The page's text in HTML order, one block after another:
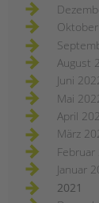
August
Juni
Mai
April
März
Februar
Januar
2021